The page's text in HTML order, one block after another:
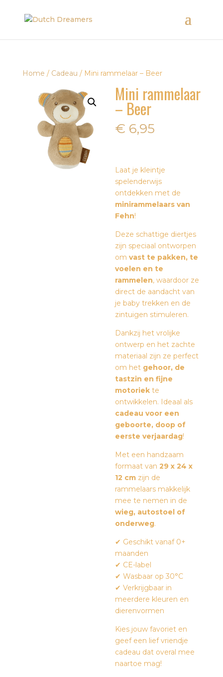
Home / Cadeau / Mini rammelaar – Beer
Mini rammelaar
– Beer
€ 6,95
Laat je kleintje
spelenderwijs
ontdekken met de
minirammelaars van
Fehn!
Deze schattige diertjes
zijn speciaal ontworpen
omvast te pakken, te
voelen en te
rammelen, waardoor ze
direct de aandacht van
je baby trekken en de
zintuigen stimuleren.
Dankzij het vrolijke
ontwerp en het zachte
materiaal zijn ze perfect
om het gehoor, de
tastzin en fijne
motoriek te
ontwikkelen. Ideaal als
cadeau voor een
geboorte, doop of
eerste verjaardag!
Met een handzaam
formaat van29 x 24 x
12 cm zijn de
rammelaars makkelijk
mee te nemen in de
wieg, autostoel of
onderweg.
✔ Geschikt vanaf 0+
maanden
✔ CE-label
✔ Wasbaar op 30°C
✔ Verkrijgbaar in
meerdere kleuren en
dierenvormen
Kies jouw favoriet en
geef een lief vriendje
cadeau dat overal mee
naartoe mag!